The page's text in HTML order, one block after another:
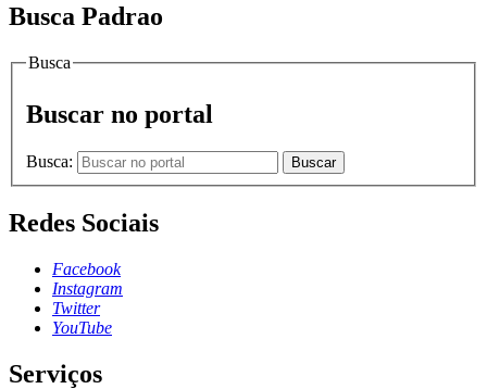
Busca Padrao
Busca
Buscar no portal
Busca: Buscar
Redes Sociais
Facebook
Instagram
Twitter
YouTube
Serviços